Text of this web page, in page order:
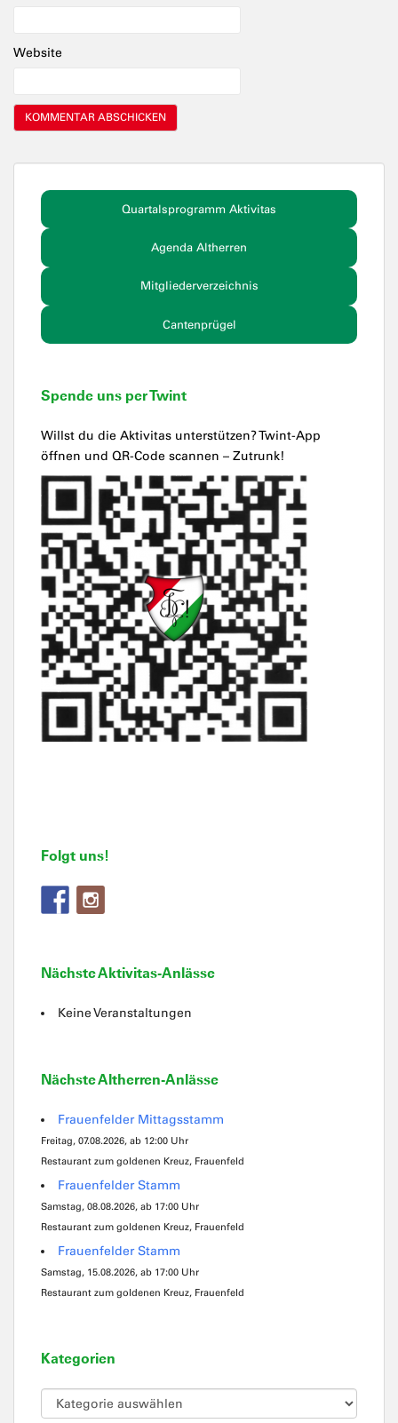
Website
Quartalsprogramm Aktivitas
Agenda Altherren
Mitgliederverzeichnis
Cantenprügel
Spende uns per Twint
Willst du die Aktivitas unterstützen? Twint-App
öffnen und QR-Code scannen – Zutrunk!
Folgt uns!
Nächste Aktivitas-Anlässe
Keine Veranstaltungen
Nächste Altherren-Anlässe
Frauenfelder Mittagsstamm
Freitag, 07.08.2026, ab 12:00 Uhr
Restaurant zum goldenen Kreuz, Frauenfeld
Frauenfelder Stamm
Samstag, 08.08.2026, ab 17:00 Uhr
Restaurant zum goldenen Kreuz, Frauenfeld
Frauenfelder Stamm
Samstag, 15.08.2026, ab 17:00 Uhr
Restaurant zum goldenen Kreuz, Frauenfeld
Kategorien
Kategorien